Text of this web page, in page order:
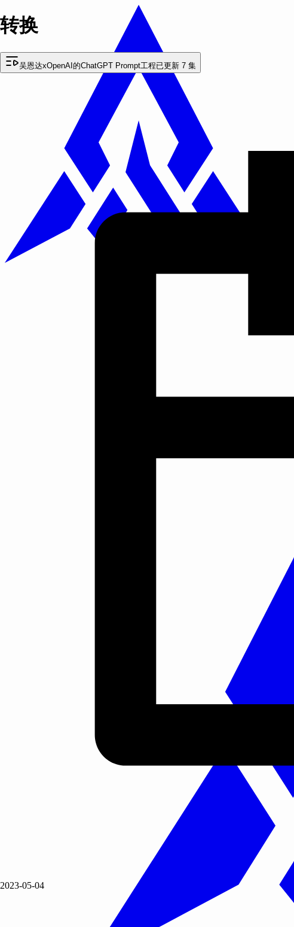
转换
吴恩达xOpenAI的ChatGPT Prompt工程已更新 7 集
2023-05-04